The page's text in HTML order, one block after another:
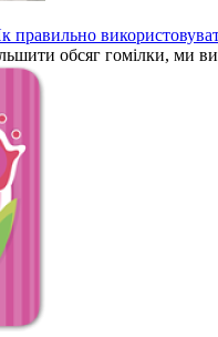
правильно
обсяг гомілки, ми